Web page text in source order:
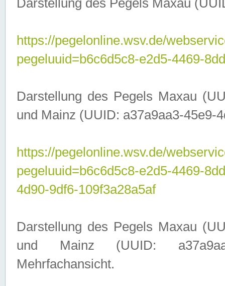
Darstellung des Pegels Maxau
https://pegelonline.wsv.de/
pegeluuid=b6c6d5c8-e2d5-4469-
Darstellung des Pegels Maxau
und Mainz (UUID: a37a9aa3-45e9-
https://pegelonline.wsv.de/
pegeluuid=b6c6d5c8-e2d5-4469-
4d90-9df6-109f3a28a5af
Darstellung des Pegels Maxau
und Mainz (UUID:
Mehrfachansicht.